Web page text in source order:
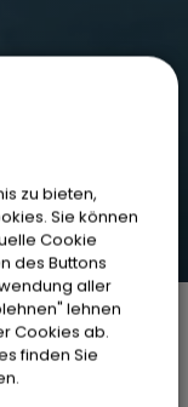
zu bieten,
Sie können
Cookie
des Buttons
aller
lehnen
Cookies ab.
finden Sie